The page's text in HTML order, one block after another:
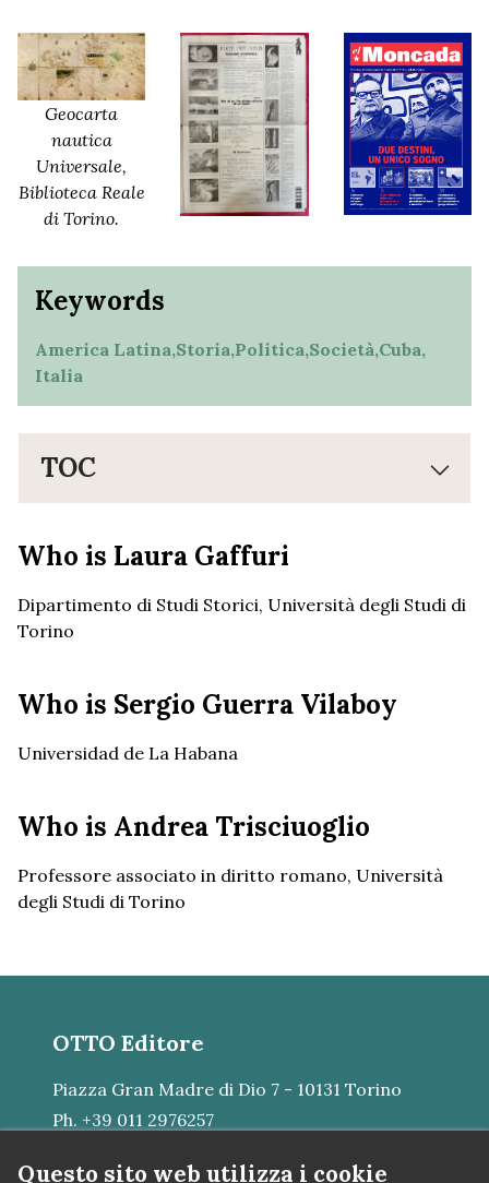
Geocarta
nautica
Universale,
Biblioteca Reale
di Torino.
Keywords
America Latina,Storia,Politica,Società,Cuba,
Italia
TOC
Who is Laura Gaffuri
Dipartimento di Studi Storici, Università degli Studi di
Torino
Who is Sergio Guerra Vilaboy
Universidad de La Habana
Who is Andrea Trisciuoglio
Professore associato in diritto romano, Università
degli Studi di Torino
OTTO Editore
Piazza Gran Madre di Dio 7 - 10131 Torino
Ph. +39 011 2976257
Questo sito web utilizza i cookie